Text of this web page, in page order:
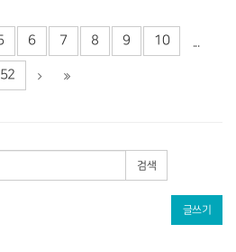
6 7 8 9 10 ...
52
검색
글쓰기